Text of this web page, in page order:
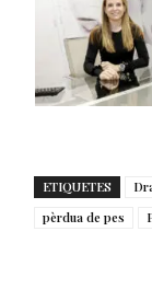
ETIQUETES
pèrdua de pes